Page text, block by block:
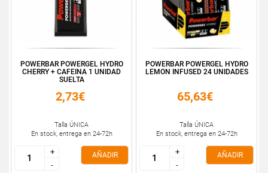
POWERBAR POWERGEL HYDRO
CHERRY + CAFEINA 1 UNIDAD
SUELTA
2,73€
Talla ÚNICA
En stock, entrega en 24-72h
+
-
+
-
AÑADIR
POWERBAR POWERGEL HYDRO
LEMON INFUSED 24 UNIDADES
65,63€
Talla ÚNICA
En stock, entrega en 24-72h
+
-
+
-
AÑADIR